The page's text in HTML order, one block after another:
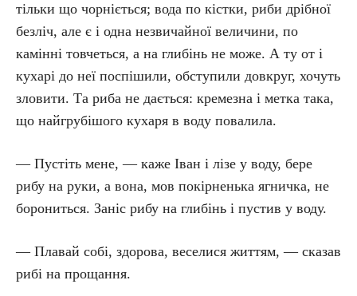
тільки що чорніється; вода по кістки, риби дрібної
безліч, але є і одна незвичайної величини, по
камінні товчеться, а на глибінь не може. А ту от і
кухарі до неї поспішили, обступили довкруг, хочуть
зловити. Та риба не дається: кремезна і метка така,
що найгрубішого кухаря в воду повалила.
— Пустіть мене, — каже Іван і лізе у воду, бере
рибу на руки, а вона, мов покірненька ягничка, не
борониться. Заніс рибу на глибінь і пустив у воду.
— Плавай собі, здорова, веселися життям, — сказав
рибі на прощання.